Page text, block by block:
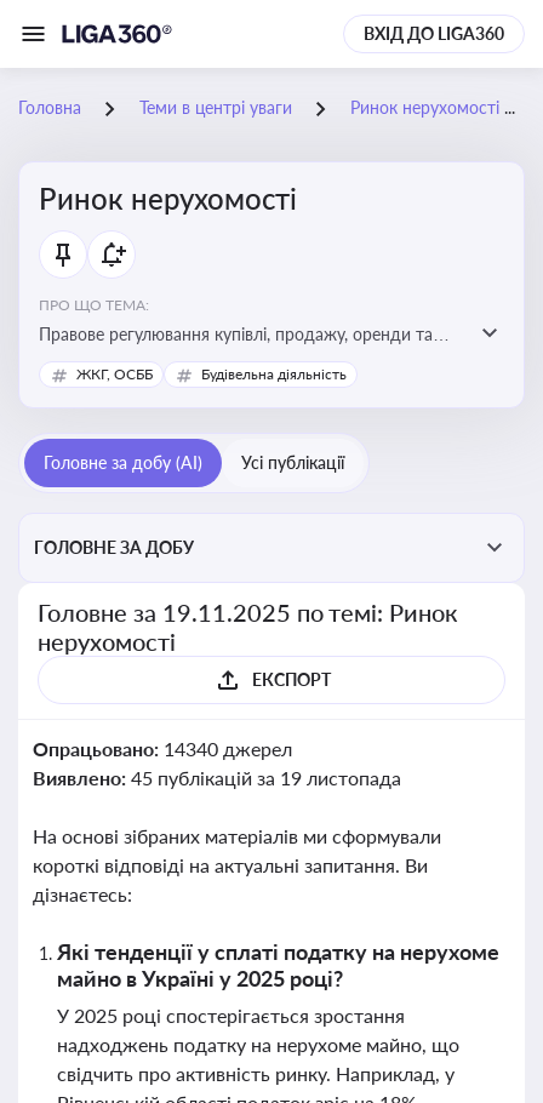
ВХІД ДО LIGA360
Головна Теми в центрі уваги Ринок нерухомості
Ринок нерухомості
ПРО ЩО ТЕМА:
Правове регулювання купівлі, продажу, оренди та
управління нерухомістю, що є ключовим для бізнесу,
інвесторів, забудовників і власників об’єктів майна
ЖКГ, ОСББ Будівельна діяльність
Головне за добу (AI) Усі публікації
ГОЛОВНЕ ЗА ДОБУ
Головне за 19.11.2025 по темі: Ринок
нерухомості
ЕКСПОРТ
Опрацьовано: 14340 джерел
Виявлено: 45 публікацій за 19 листопада
На основі зібраних матеріалів ми сформували
короткі відповіді на актуальні запитання. Ви
дізнаєтесь:
Які тенденції у сплаті податку на нерухоме
майно в Україні у 2025 році?
У 2025 році спостерігається зростання
надходжень податку на нерухоме майно, що
свідчить про активність ринку. Наприклад, у